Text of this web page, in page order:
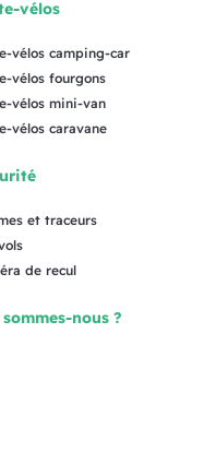
vélos
vélos camping-car
vélos fourgons
vélos mini-van
vélos caravane
et traceurs
de recul
nous ?